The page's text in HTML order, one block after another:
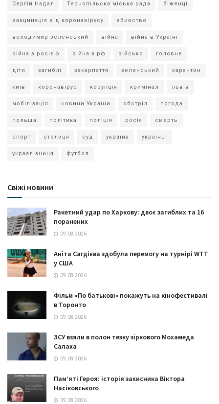
Сергій Надал Тернопільска міська рада біженці
вакцинація від коронавірусу вбивство
володимир зеленський війна війна в Україні
війна з росією війна з рф військо головне
діти загиблі закарпаття зеленський карантин
київ коронавірус корупція кримінал львів
мобілізація новини України обстріл погода
польща політика поліція росія смерть
спорт столиця суд україна українці
укрзалізниця футбол
Свіжі новини
Ракетний удар по Харкову: двоє загиблих та 16
поранених
09.08.2026
Аніта Сагдієва здобула перемогу на турнірі WTT
у США
09.08.2026
Фільм «По батькові» покажуть на кінофестивалі
в Торонто
09.08.2026
ЗСУ взяли в полон тезку зіркового Мохамеда
Салаха
09.08.2026
Пам’яті Героя: історія захисника Віктора
Насіковського
09.08.2026